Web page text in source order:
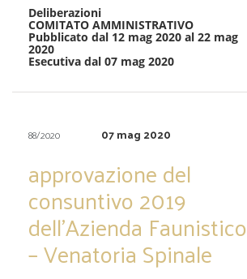
Deliberazioni
COMITATO AMMINISTRATIVO
Pubblicato dal 12 mag 2020 al 22 mag
2020
Esecutiva dal 07 mag 2020
88/2020 07 mag 2020
approvazione del
consuntivo 2019
dell’Azienda Faunistico
– Venatoria Spinale